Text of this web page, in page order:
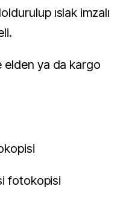
ıslak imzalı
elden ya da kargo
fotokopisi